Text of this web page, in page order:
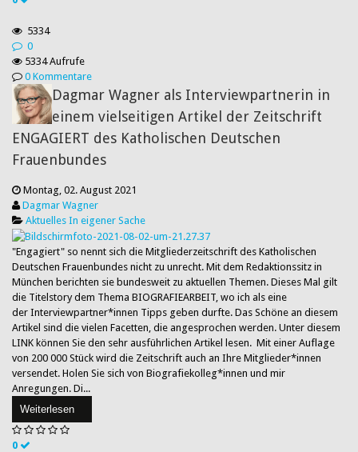
5334
0
5334 Aufrufe
0 Kommentare
Dagmar Wagner als Interviewpartnerin in
einem vielseitigen Artikel der Zeitschrift
ENGAGIERT des Katholischen Deutschen
Frauenbundes
Montag, 02. August 2021
Dagmar Wagner
Aktuelles In eigener Sache
"Engagiert" so nennt sich die Mitgliederzeitschrift des Katholischen
Deutschen Frauenbundes nicht zu unrecht. Mit dem Redaktionssitz in
München berichten sie bundesweit zu aktuellen Themen. Dieses Mal gilt
die Titelstory dem Thema BIOGRAFIEARBEIT, wo ich als eine
der Interviewpartner*innen Tipps geben durfte. Das Schöne an diesem
Artikel sind die vielen Facetten, die angesprochen werden. Unter diesem
LINK können Sie den sehr ausführlichen Artikel lesen. Mit einer Auflage
von 200 000 Stück wird die Zeitschrift auch an Ihre Mitglieder*innen
versendet. Holen Sie sich von Biografiekolleg*innen und mir
Anregungen. Di...
Weiterlesen
0